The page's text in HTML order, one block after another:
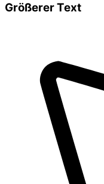
Größerer Text